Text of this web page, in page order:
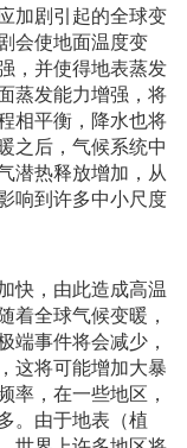
加剧引起的全球变
会使地面温度变
，并使得地表蒸发
蒸发能力增强，将
相平衡，降水也将
之后，气候系统中
潜热释放增加，从
响到许多中小尺度
快，由此造成高温
着全球气候变暖，
端事件将会减少，
这将可能增加大暴
率，在一些地区，
。由于地表（植